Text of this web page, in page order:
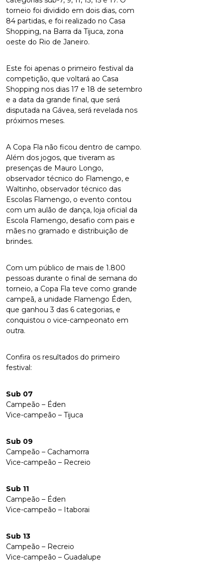
torneio foi dividido em dois dias, com
84 partidas, e foi realizado no Casa
Shopping, na Barra da Tijuca, zona
oeste do Rio de Janeiro.
Este foi apenas o primeiro festival da
competição, que voltará ao Casa
Shopping nos dias 17 e 18 de setembro
e a data da grande final, que será
disputada na Gávea, será revelada nos
próximos meses.
A Copa Fla não ficou dentro de campo.
Além dos jogos, que tiveram as
presenças de Mauro Longo,
observador técnico do Flamengo, e
Waltinho, observador técnico das
Escolas Flamengo, o evento contou
com um aulão de dança, loja oficial da
Escola Flamengo, desafio com pais e
mães no gramado e distribuição de
brindes.
Com um público de mais de 1.800
pessoas durante o final de semana do
torneio, a Copa Fla teve como grande
campeã, a unidade Flamengo Éden,
que ganhou 3 das 6 categorias, e
conquistou o vice-campeonato em
outra.
Confira os resultados do primeiro
festival:
Sub 07
Campeão – Éden
Vice-campeão – Tijuca
Sub 09
Campeão – Cachamorra
Vice-campeão – Recreio
Sub 11
Campeão – Éden
Vice-campeão – Itaborai
Sub 13
Campeão – Recreio
Vice-campeão – Guadalupe